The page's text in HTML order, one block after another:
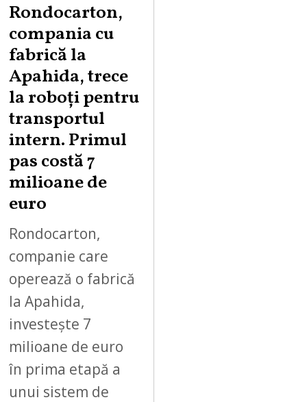
G
T
7
2
Rondocarton,
compania cu
fabrică la
Apahida, trece
la roboți pentru
transportul
intern. Primul
pas costă 7
milioane de
euro
Rondocarton,
companie care
operează o fabrică
la Apahida,
investește 7
milioane de euro
în prima etapă a
unui sistem de